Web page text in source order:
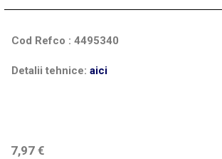
Cod Refco : 4495340
Detalii tehnice: aici
7,97 €